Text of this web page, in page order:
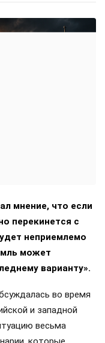
мнение, что если
перекинется с
неприемлемо
может
варианту».
во время
и западной
весьма